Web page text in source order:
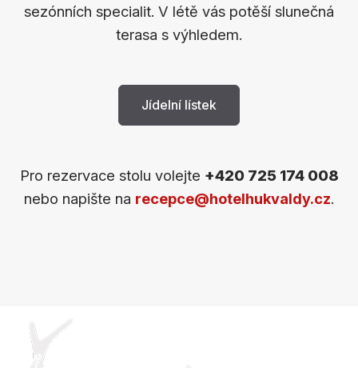
sezónních specialit. V létě vás potěší slunečná
terasa s výhledem.
Jídelní lístek
Pro rezervace stolu volejte +420 725 174 008
nebo napište na recepce@hotelhukvaldy.cz.